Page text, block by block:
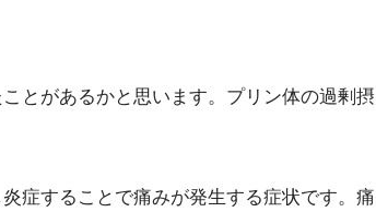
とがあるかと思います。プリン体の過剰摂
症することで痛みが発生する症状です。痛